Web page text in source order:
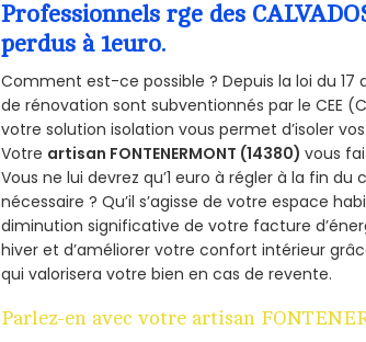
Professionnels rge des
perdus à 1euro.
Comment est-ce possible ? Depuis la loi du 17
de rénovation sont subventionnés par le CEE
votre solution isolation vous permet d’isoler
Votre artisan FONTENERMONT (14380)vous
Vous ne lui devrez qu’1 euro à régler à la fin du
nécessaire ? Qu’il s’agisse de votre espace
diminution significative de votre facture
hiver et d’améliorer votre confort intérieur
qui valorisera votre bien en cas de revente.
Parlez-en avec votre artisan